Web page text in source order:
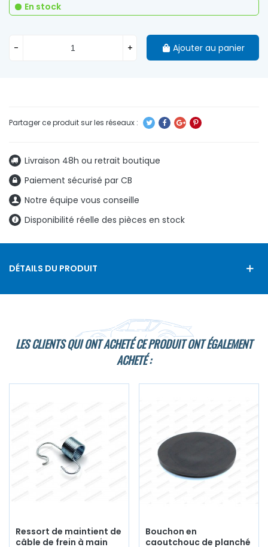
Livraison 48h ou retrait boutique
Paiement sécurisé par CB
Notre équipe vous conseille
Disponibilité réelle des pièces en stock
En stock
- + Ajouter au panier
DÉTAILS DU PRODUIT
LES CLIENTS QUI ONT ACHETÉ CE PRODUIT ONT ÉGALEMENT
ACHETÉ :
Ressort de maintient de
câble de frein à main
Bouchon en
caoutchouc de planché